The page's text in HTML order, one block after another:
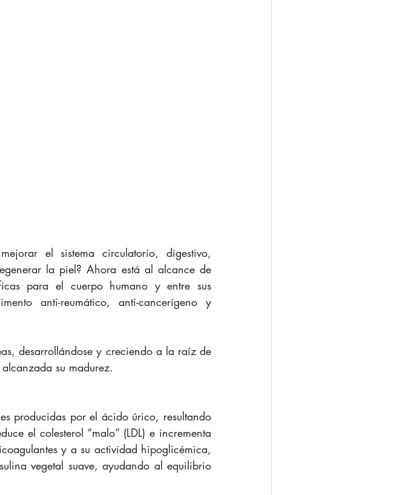
la piel? Ahora está al alcance de
para el cuerpo humano y entre sus
anti-reumático, anti-cancerígeno y
desarrollándose y creciendo a la raíz de
su madurez.
producidas por el ácido úrico, resultando
el colesterol “malo” (LDL) e incrementa
y a su actividad hipoglicémica,
vegetal suave, ayudando al equilibrio